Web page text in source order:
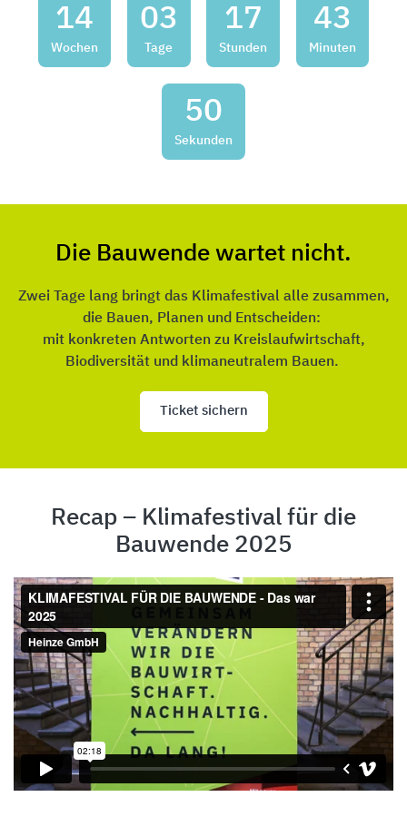
14
Wochen
03
Tage
17
Stunden
43
Minuten
49
Sekunden
Die Bauwende wartet nicht.
Zwei Tage lang bringt das Klimafestival alle zusammen,
die Bauen, Planen und Entscheiden:
mit konkreten Antworten zu Kreislaufwirtschaft,
Biodiversität und klimaneutralem Bauen.
Ticket sichern
Recap – Klimafestival für die
Bauwende 2025